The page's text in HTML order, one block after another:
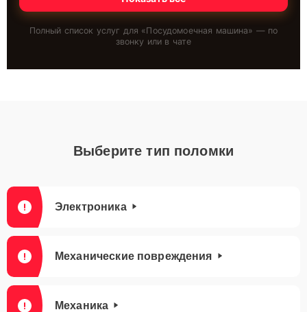
Полный список услуг для «Посудомоечная машина» — по
звонку или в чате
Выберите тип поломки
Электроника
Механические повреждения
Механика